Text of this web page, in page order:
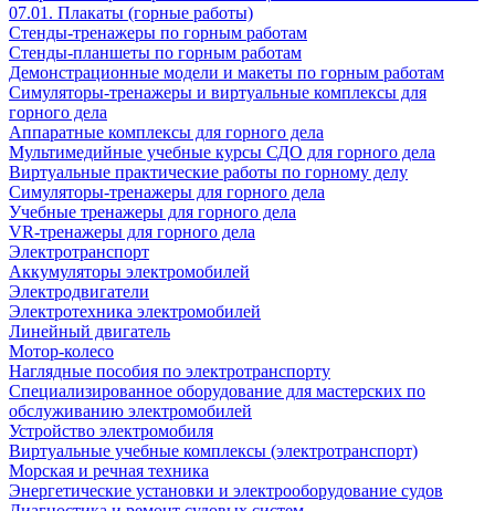
07.01. Плакаты (горные работы)
Стенды-тренажеры по горным работам
Стенды-планшеты по горным работам
Демонстрационные модели и макеты по горным работам
Симуляторы-тренажеры и виртуальные комплексы для
горного дела
Аппаратные комплексы для горного дела
Мультимедийные учебные курсы СДО для горного дела
Виртуальные практические работы по горному делу
Симуляторы-тренажеры для горного дела
Учебные тренажеры для горного дела
VR-тренажеры для горного дела
Электротранспорт
Аккумуляторы электромобилей
Электродвигатели
Электротехника электромобилей
Линейный двигатель
Мотор-колесо
Наглядные пособия по электротранспорту
Специализированное оборудование для мастерских по
обслуживанию электромобилей
Устройство электромобиля
Виртуальные учебные комплексы (электротранспорт)
Морская и речная техника
Энергетические установки и электрооборудование судов